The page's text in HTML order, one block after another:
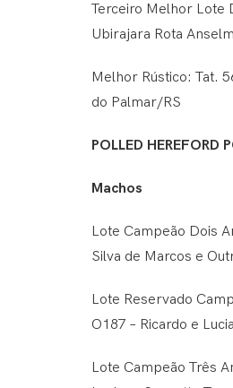
Terceiro Melhor Lote
Ubirajara Rota
Melhor Rústico: Tat.
do Palmar/RS
POLLED HEREFORD
Machos
Lote Campeão Dois
Silva de Marcos e
Lote Reservado
O187 – Ricardo e
Lote Campeão Três